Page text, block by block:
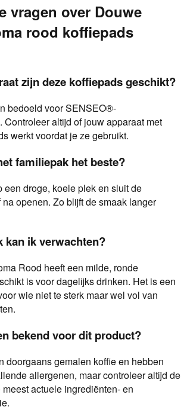
vragen over Douwe
rood koffiepads
zijn deze koffiepads geschikt?
bedoeld voor SENSEO®-
Controleer altijd of jouw apparaat met
werkt voordat je ze gebruikt.
familiepak het beste?
een droge, koele plek en sluit de
openen. Zo blijft de smaak langer
kan ik verwachten?
Rood heeft een milde, ronde
is voor dagelijks drinken. Het is een
wie niet te sterk maar wel vol van
bekend voor dit product?
doorgaans gemalen koffie en hebben
allergenen, maar controleer altijd de
actuele ingrediënten- en